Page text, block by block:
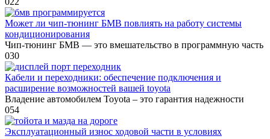
Может ли чип-тюнинг БМВ повлиять на работу системы
кондиционирования
Чип-тюнинг БМВ — это вмешательство в программную часть
030
Кабели и переходники: обеспечение подключения и
расширение возможностей вашей toyota
Владение автомобилем Toyota – это гарантия надежности
054
Эксплуатационный износ ходовой части в условиях